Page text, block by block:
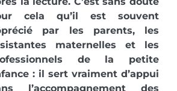
cela qu’il est souvent
par les parents, les
maternelles et les
de la petite
: il sert vraiment d’appui
l’accompagnement des